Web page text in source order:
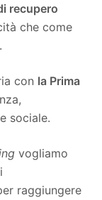
recupero
che come
con la Prima
sociale.
vogliamo
raggiungere